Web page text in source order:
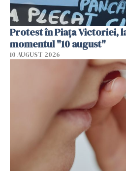
Protest în Piața Victoriei,
momentul "10 august"
10 AUGUST 2026